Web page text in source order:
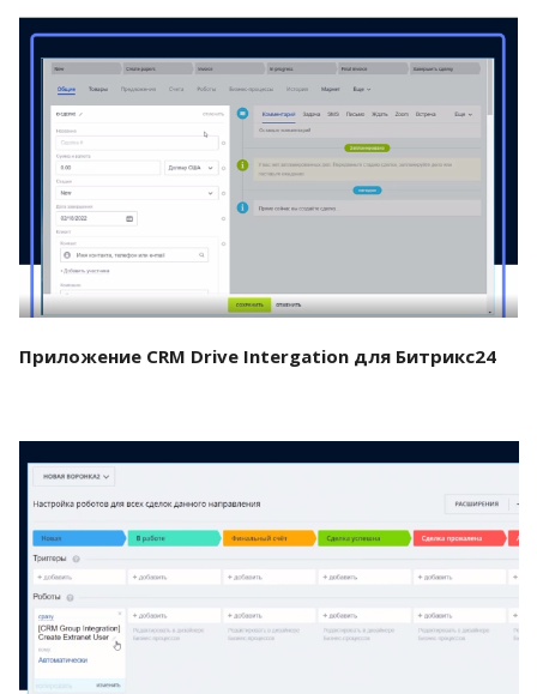
Смотреть проект
Приложение CRM Drive Intergation для Битрикс24
Смотреть проект